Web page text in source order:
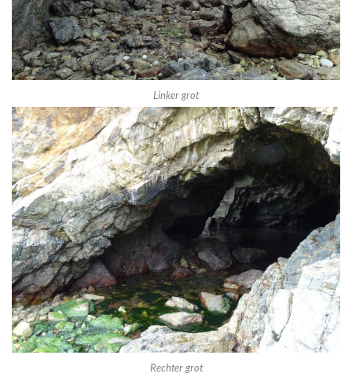
Linker grot
Rechter grot